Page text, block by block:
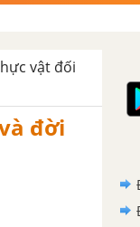
vật đối
đời